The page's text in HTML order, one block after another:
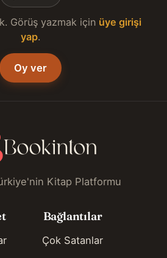
Görüş yazmak için üye girişi
yap.
Oy ver
Kitap Platformu
Bağlantılar
Çok Satanlar